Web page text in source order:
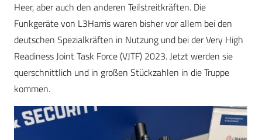
Heer, aber auch den anderen Teilstreitkräften. Die
Funkgeräte von L3Harris waren bisher vor allem bei den
deutschen Spezialkräften in Nutzung und bei der Very High
Readiness Joint Task Force (VJTF) 2023. Jetzt werden sie
querschnittlich und in großen Stückzahlen in die Truppe
kommen.